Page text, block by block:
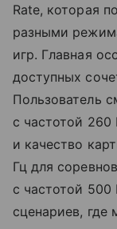
Rate, которая
разными
игр. Главная
доступных
Пользователь
с частотой 260
и качество
Гц для
с частотой 500
сценариев, где